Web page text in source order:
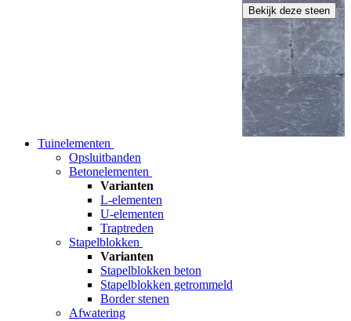
Bekijk deze steen
Tuinelementen
Opsluitbanden
Betonelementen
Varianten
L-elementen
U-elementen
Traptreden
Stapelblokken
Varianten
Stapelblokken beton
Stapelblokken getrommeld
Border stenen
Afwatering